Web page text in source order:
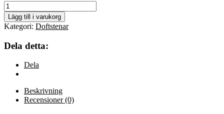
Päron.
Aprikos.
mängd
Lägg till i varukorg
Kategori: Doftstenar
Dela detta:
Dela
Beskrivning
Recensioner (0)